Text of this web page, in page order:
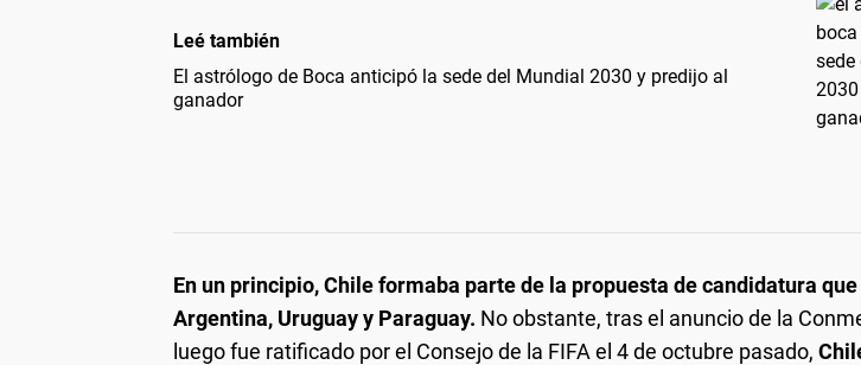
Leé también
El astrólogo de Boca anticipó la sede del Mundial 2030 y predijo al
ganador
En un principio, Chile formaba parte de la propuesta de candidatura que
Argentina, Uruguay y Paraguay. No obstante, tras el anuncio de la
luego fue ratificado por el Consejo de la FIFA el 4 de octubre pasado,